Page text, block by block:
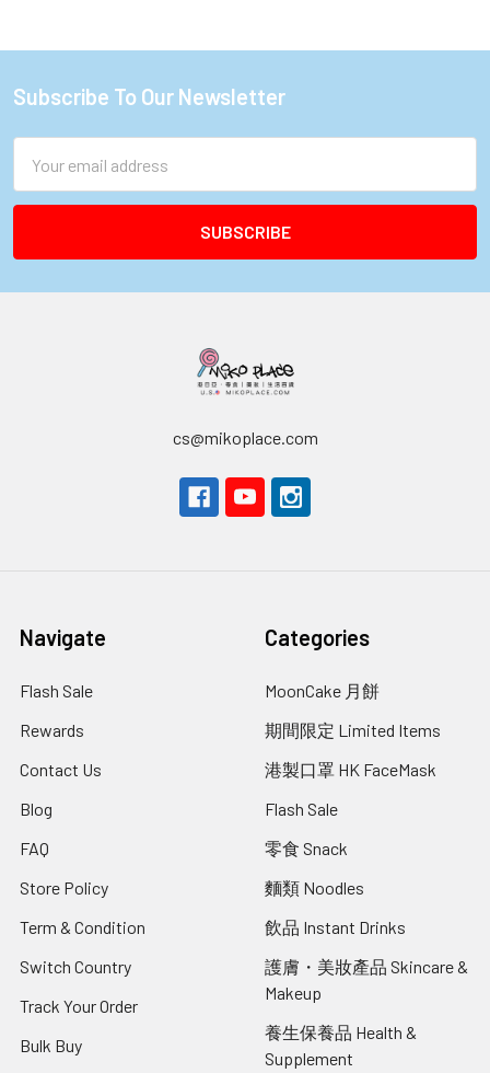
Footer
Subscribe To Our Newsletter
Address
cs@mikoplace.com
Navigate
Flash Sale
Rewards
Contact Us
Blog
FAQ
Store Policy
Term & Condition
Switch Country
Track Your Order
Bulk Buy
Categories
MoonCake 月餅
期間限定 Limited Items
港製口罩 HK FaceMask
Flash Sale
零食 Snack
麵類 Noodles
飲品 Instant Drinks
護膚・美妝產品 Skincare &
Makeup
養生保養品 Health &
Supplement